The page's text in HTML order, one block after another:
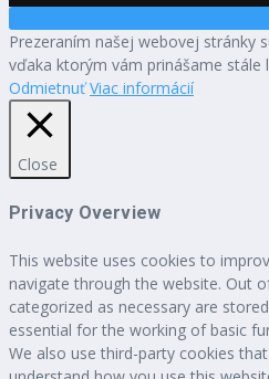
Prezeraním našej webovej stránky
vďaka ktorým vám prinášame stále
Odmietnuť Viac informácií
Close
Privacy Overview
This website uses cookies to
navigate through the website. Out
categorized as necessary are
essential for the working of basic
We also use third-party cookies